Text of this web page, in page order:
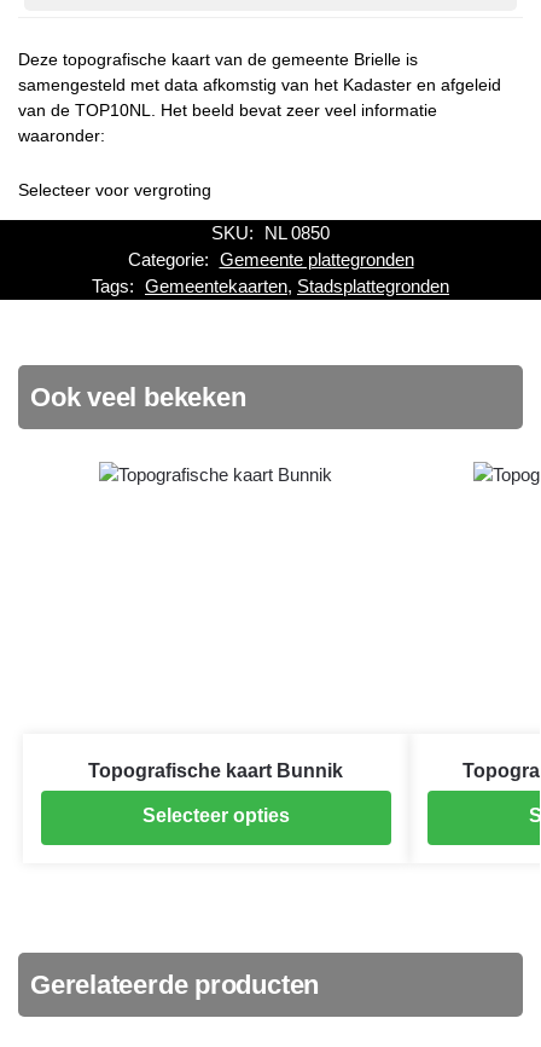
Deze topografische kaart van de gemeente Brielle is
samengesteld met data afkomstig van het Kadaster en afgeleid
van de TOP10NL. Het beeld bevat zeer veel informatie
waaronder:
Selecteer voor vergroting
SKU:
NL 0850
Categorie: Gemeente plattegronden
Tags: Gemeentekaarten, Stadsplattegronden
Ook veel bekeken
Topografische kaart Bunnik
Selecteer opties
Gerelateerde producten